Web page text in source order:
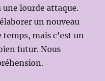
lourde attaque.
un nouveau
temps, mais c’est un
futur. Nous